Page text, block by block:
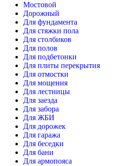
Мостовой
Дорожный
Для фундамента
Для стяжки пола
Для столбиков
Для полов
Для подбетонки
Для плиты перекрытия
Для отмостки
Для мощения
Для лестницы
Для заезда
Для забора
Для ЖБИ
Для дорожек
Для гаража
Для беседки
Для бани
Для армопояса